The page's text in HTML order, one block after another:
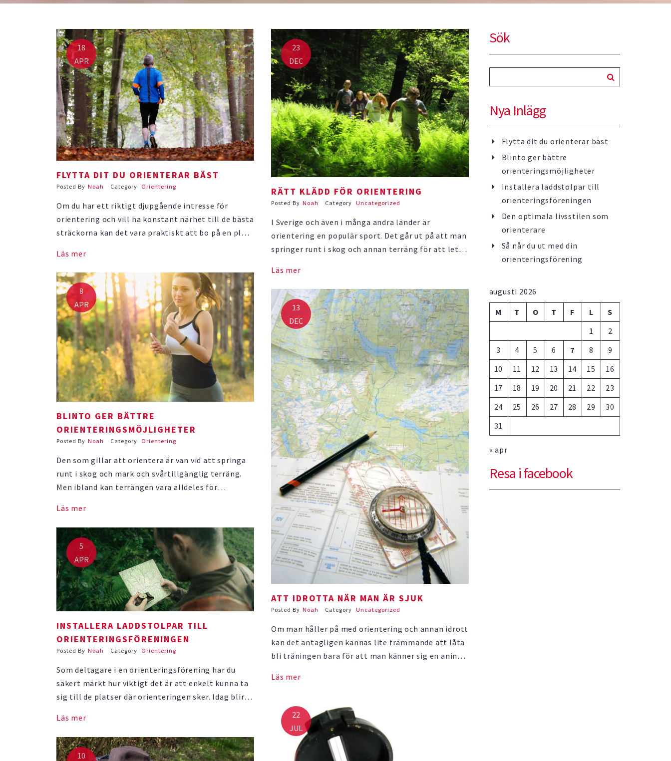
18
APR
FLYTTA DIT DU ORIENTERAR BÄST
Posted By Noah Category Orientering
Om du har ett riktigt djupgående intresse för
orientering och vill ha konstant närhet till de bästa
sträckorna kan det vara praktiskt att bo på en plats
vända på steken och börja med den typ av
orientering som funkar bäst …
Läs mer
8
APR
BLINTO GER BÄTTRE
ORIENTERINGSMÖJLIGHETER
Posted By Noah Category Orientering
Den som gillar att orientera är van vid att springa
runt i skog och mark och svårtillgänglig terräng.
Men ibland kan terrängen vara alldeles för
göra något åt det. I många fall är det stormarna
som gör det svårt att ta sig …
Läs mer
5
APR
INSTALLERA LADDSTOLPAR TILL
ORIENTERINGSFÖRENINGEN
Posted By Noah Category Orientering
Som deltagare i en orienteringsförening har du
säkert märkt hur viktigt det är att enkelt kunna ta
sig till de platser där orienteringen sker. Idag blir
vilket kräver att rätt laddinfrastruktur finns på
plats. Detta är nödvändigt att tillgodose även
utanför …
Läs mer
10
tillbaka sluter cirkeln på ett väldigt fint sätt. …
23
DEC
RÄTT KLÄDD FÖR ORIENTERING
Posted By Noah Category Uncategorized
I Sverige och även i många andra länder är
orientering en populär sport. Det går ut på att man
springer runt i skog och annan terräng för att leta
och kompass. När man orienterar är det klokt att
vara klädd på …
Läs mer
13
DEC
ATT IDROTTA NÄR MAN ÄR SJUK
Posted By Noah Category Uncategorized
Om man håller på med orientering och annan idrott
kan det antagligen kännas lite främmande att låta
bli träningen bara för att man känner sig en aning
det troligen relativt otänkbart att missa
går det …
Läs mer
22
JUL
Sök
Nya Inlägg
Flytta dit du orienterar bäst
Blinto ger bättre
orienteringsmöjligheter
Installera laddstolpar till
orienteringsföreningen
Den optimala livsstilen som
orienterare
Så når du ut med din
orienteringsförening
augusti 2026
M T O T F L
S
1
2
3
4 5 6 7 8
9
10
11 12 13 14 15
16
17
18 19 20 21 22
23
24
25 26 27 28 29
30
31
« apr
Resa i facebook